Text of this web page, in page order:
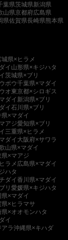
葉県茨城県新潟県
山県京都府広島県
県佐賀県長崎県熊本県
城県×ヒラメ
イ 山形県×キジハタ
茨城県×ブリ
ボウ千葉県×マダイ
オ東京都×シロギス
ダイ 新潟県×ブリ
イ石川県×ブリ
県×マダイ
アジ愛知県×ブリ
三重県×ヒラメ
ダイ 大阪府×サワラ
山県×マダイ
県×マアジ
ラメ 広島県×マダイ
ハタ
ダイ香川県×マダイ
リ 愛媛県×キジハタ
県×マダイ
県×ヒラマサ
県×オオモンハタ
イ
ラ沖縄県×キハダ